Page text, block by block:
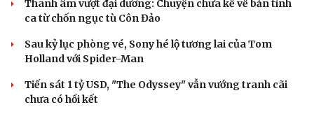
Thanh âm vượt đại dương: Chuyện chưa kể về bản tình
ca từ chốn ngục tù Côn Đảo
Sau kỷ lục phòng vé, Sony hé lộ tương lai của Tom
Holland với Spider-Man
Tiến sát 1 tỷ USD, "The Odyssey" vẫn vướng tranh cãi
chưa có hồi kết